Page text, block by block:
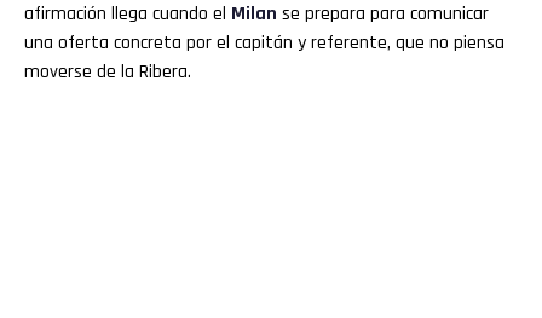
afirmación llega cuando el Milan se prepara para comunicar
una oferta concreta por el capitán y referente, que no piensa
moverse de la Ribera.